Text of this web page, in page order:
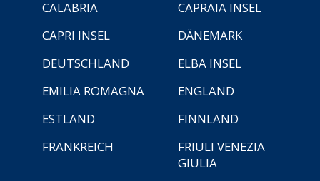
CALABRIA
CAPRAIA INSEL
CAPRI INSEL
DÄNEMARK
DEUTSCHLAND
ELBA INSEL
EMILIA ROMAGNA
ENGLAND
ESTLAND
FINNLAND
FRANKREICH
FRIULI VENEZIA
GIULIA